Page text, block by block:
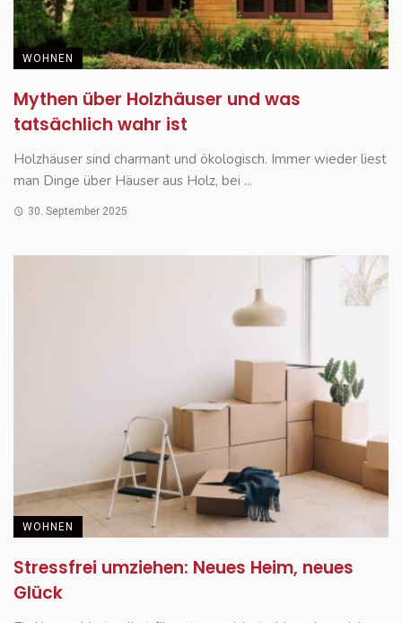
WOHNEN
Mythen über Holzhäuser und was
tatsächlich wahr ist
Holzhäuser sind charmant und ökologisch. Immer wieder liest
man Dinge über Häuser aus Holz, bei ...
30. September 2025
WOHNEN
Stressfrei umziehen: Neues Heim, neues
Glück